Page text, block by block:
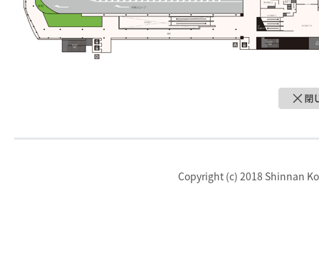
Copyright (c) 2018 Shinnan